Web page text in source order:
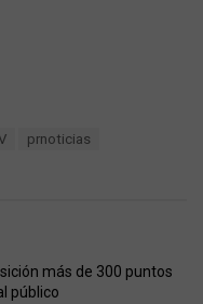
prnoticias
más de 300 puntos
público